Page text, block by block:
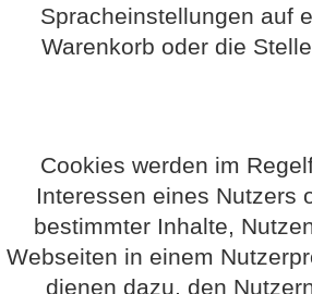
Spracheinstellungen auf
Warenkorb oder die
Cookies werden im
Interessen eines Nutzers
bestimmter Inhalte,
Webseiten in einem
dienen dazu, den